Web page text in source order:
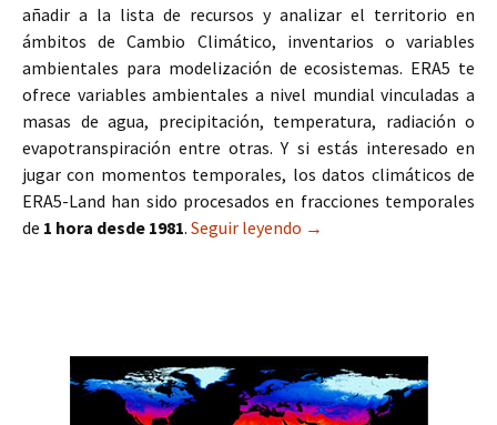
añadir a la lista de recursos y analizar el territorio en
ámbitos de Cambio Climático, inventarios o variables
ambientales para modelización de ecosistemas. ERA5 te
ofrece variables ambientales a nivel mundial vinculadas a
masas de agua, precipitación, temperatura, radiación o
evapotranspiración entre otras. Y si estás interesado en
jugar con momentos temporales, los datos climáticos de
ERA5-Land han sido procesados en fracciones temporales
de 1 hora desde 1981. Seguir leyendo ERA5-Land, datos
→